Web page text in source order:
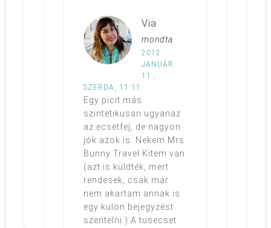
Via
mondta
2012.
JANUÁR
11.,
SZERDA, 11:11
Egy picit más
szintetikusan ugyanaz
az ecsetfej, de nagyon
jók azok is. Nekem Mrs.
Bunny Travel Kitem van
(azt is küldték, mert
rendesek, csak már
nem akartam annak is
egy külön bejegyzést
szentelni.) A tusecset